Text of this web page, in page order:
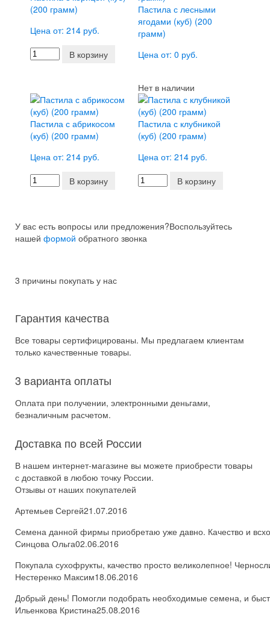
(200 грамм)
Цена от: 214 руб.
В корзину
Пастила с лесными
ягодами (куб) (200
грамм)
Цена от: 0 руб.
Нет в наличии
Пастила с абрикосом
(куб) (200 грамм)
Цена от: 214 руб.
В корзину
Пастила с клубникой
(куб) (200 грамм)
Цена от: 214 руб.
В корзину
У вас есть вопросы или предложения?Воспользуйтесь
нашей формой обратного звонка
3 причины покупать у нас
Гарантия качества
Все товары сертифицированы. Мы предлагаем клиентам
только качественные товары.
3 варианта оплаты
Оплата при получении, электронными деньгами,
безналичным расчетом.
Доставка по всей России
В нашем интернет-магазине вы можете приобрести товары
с доставкой в любою точку России.
Отзывы от наших покупателей
Артемьев Сергей21.07.2016
Семена данной фирмы приобретаю уже давно. Качество и
Синцова Ольга02.06.2016
Покупала сухофрукты, качество просто великолепное!
Нестеренко Максим18.06.2016
Добрый день! Помогли подобрать необходимые семена, и
Ильенкова Кристина25.08.2016